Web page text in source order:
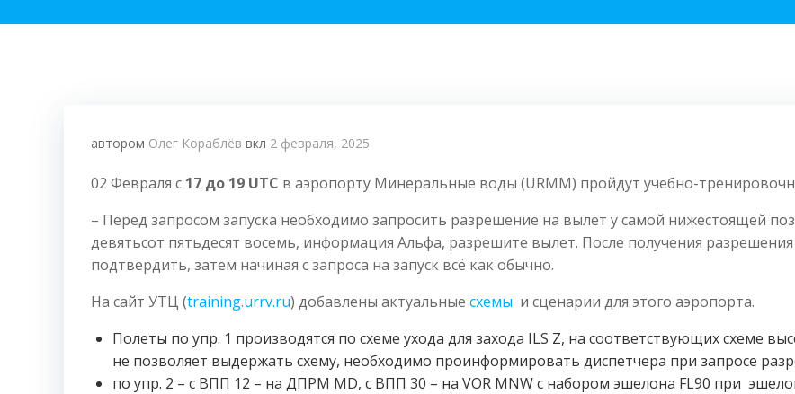
автором Олег Кораблёв вкл 2 февраля, 2025
02 Февраля с 17 до 19 UTC в аэропорту Минеральные воды (URMM) пройдут учебно-
– Перед запросом запуска необходимо запросить разрешение на вылет у самой нижестоящей
девятьсот пятьдесят восемь, информация Альфа, разрешите вылет. После получения
подтвердить, затем начиная с запроса на запуск всё как обычно.
На сайт УТЦ (training.urrv.ru) добавлены актуальные схемы и сценарии для этого аэропорта.
Полеты по упр. 1 производятся по схеме ухода для захода ILS Z, на соответствующих схеме
не позволяет выдержать схему, необходимо проинформировать диспетчера при запросе
по упр. 2 – с ВПП 12 – на ДПРМ MD, с ВПП 30 – на VOR MNW с набором эшелона FL90 при